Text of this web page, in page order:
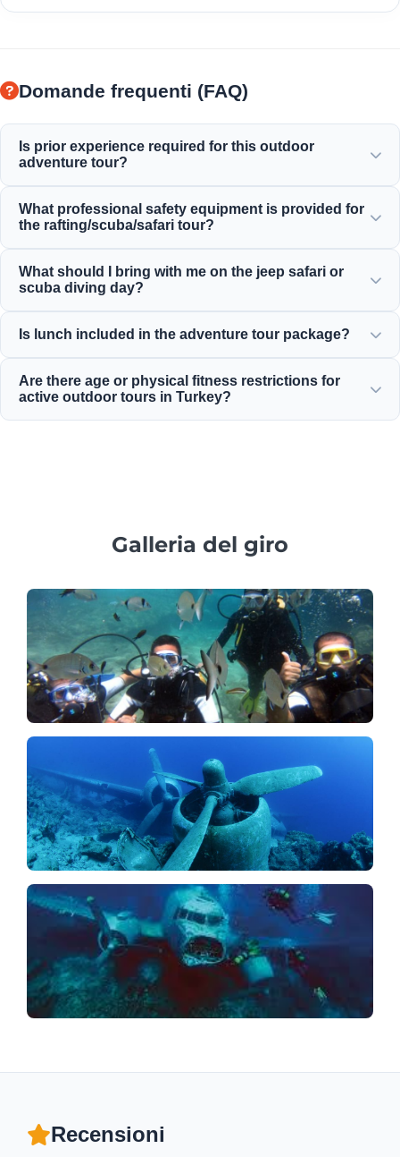
Domande frequenti (FAQ)
Is prior experience required for this outdoor
adventure tour?
give you full instructions and accompany you throughout
the rafting, diving, or safari activities.
What professional safety equipment is provided for
the rafting/scuba/safari tour?
quality life jackets, helmets, scuba gear, and fully equipped
adventure vehicles.
What should I bring with me on the jeep safari or
scuba diving day?
or sandals, sunscreen, sunglasses, and a change of clothes.
Is lunch included in the adventure tour package?
full-day adventure tours, rafting trips, and jeep safaris.
Are there age or physical fitness restrictions for
active outdoor tours in Turkey?
Galleria del giro
Recensioni